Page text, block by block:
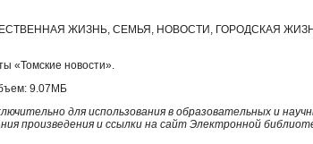
ЖИЗНЬ, СЕМЬЯ, НОВОСТИ, ГОРОДСКАЯ
«Томские новости».
9.07МБ
для использования в образовательных и
произведения и ссылки на сайт Электронной